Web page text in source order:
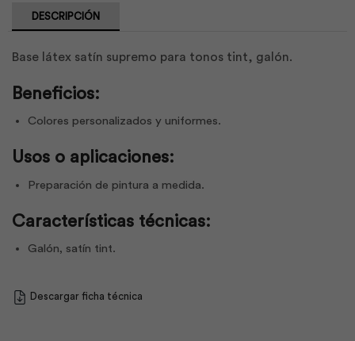
DESCRIPCIÓN
Base látex satín supremo para tonos tint, galón.
Beneficios:
Colores personalizados y uniformes.
Usos o aplicaciones:
Preparación de pintura a medida.
Características técnicas:
Galón, satín tint.
Descargar ficha técnica